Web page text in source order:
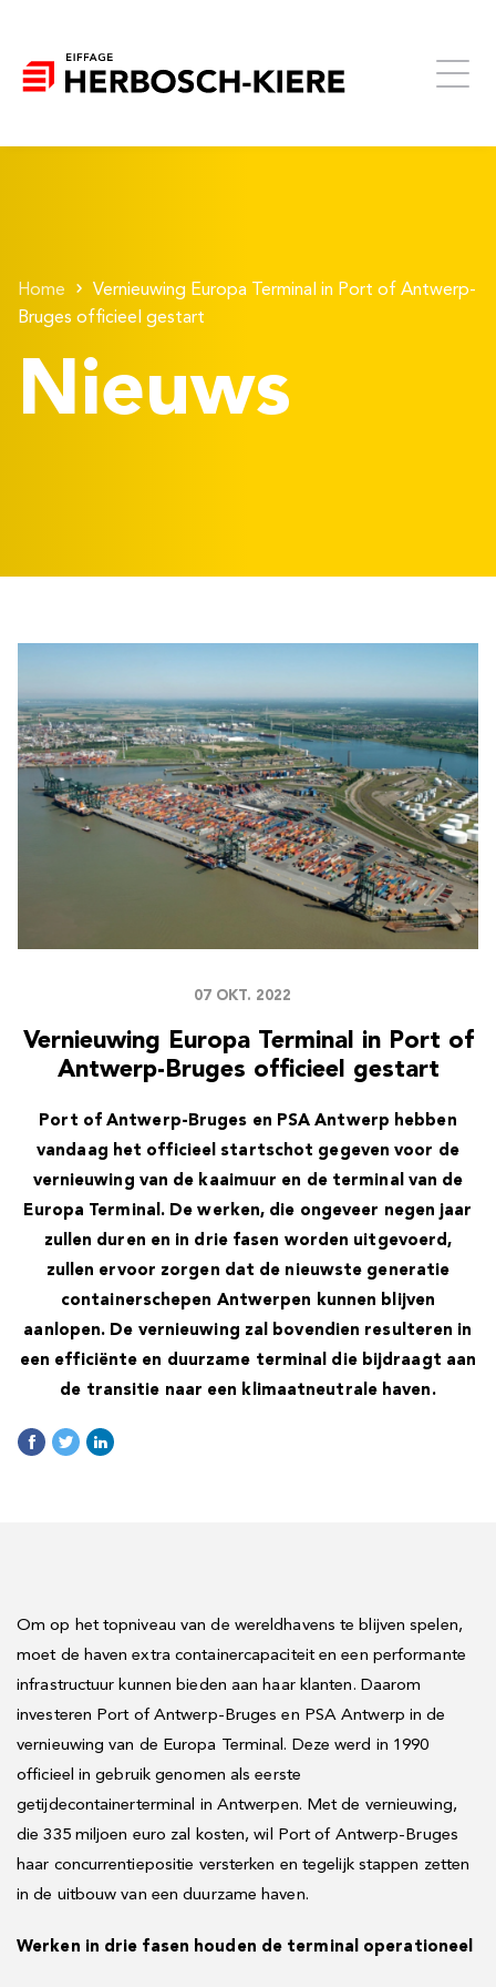
Home
Vernieuwing Europa Terminal in Port of Antwerp-
Bruges officieel gestart
Nieuws
07 OKT. 2022
Vernieuwing Europa Terminal in Port of
Antwerp-Bruges officieel gestart
Port of Antwerp-Bruges en PSA Antwerp hebben
vandaag het officieel startschot gegeven voor de
vernieuwing van de kaaimuur en de terminal van de
Europa Terminal. De werken, die ongeveer negen jaar
zullen duren en in drie fasen worden uitgevoerd,
zullen ervoor zorgen dat de nieuwste generatie
containerschepen Antwerpen kunnen blijven
aanlopen. De vernieuwing zal bovendien resulteren in
een efficiënte en duurzame terminal die bijdraagt aan
de transitie naar een klimaatneutrale haven.
Om op het topniveau van de wereldhavens te blijven spelen,
moet de haven extra containercapaciteit en een performante
infrastructuur kunnen bieden aan haar klanten. Daarom
investeren Port of Antwerp-Bruges en PSA Antwerp in de
vernieuwing van de Europa Terminal. Deze werd in 1990
officieel in gebruik genomen als eerste
getijdecontainerterminal in Antwerpen. Met de vernieuwing,
die 335 miljoen euro zal kosten, wil Port of Antwerp-Bruges
haar concurrentiepositie versterken en tegelijk stappen zetten
in de uitbouw van een duurzame haven.
Werken in drie fasen houden de terminal operationeel